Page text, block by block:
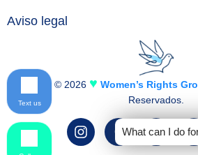
Aviso legal
Copyright © 2026 ♥ Women’s Rights
Reservados.
I
n
F
a
T
w
o
What can I do
Text us